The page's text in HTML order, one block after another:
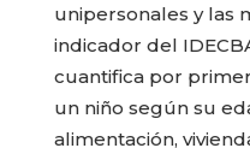
unipersonales y las
indicador del
cuantifica por
un niño según su
alimentación,